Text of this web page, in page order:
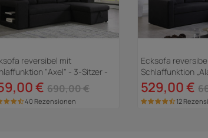
reversibel mit
"Axel" - 3-Sitzer -
€ 690,00 €
40 Rezensionen
Ecksofa
Schlaffunktion
85 cm - 3-Sitzer -
529,00 €
12